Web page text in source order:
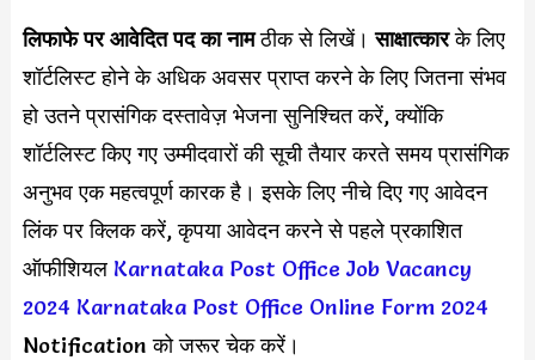
लिफाफे पर आवेदित पद का नामठीक से लिखें।साक्षात्कारके लिए
शॉर्टलिस्ट होने के अधिक अवसर प्राप्त करने के लिए जितना संभव
हो उतने प्रासंगिक दस्तावेज़ भेजना सुनिश्चित करें, क्योंकि
शॉर्टलिस्ट किए गए उम्मीदवारों की सूची तैयार करते समय प्रासंगिक
अनुभव एक महत्वपूर्ण कारक है। इसके लिए नीचे दिए गए आवेदन
लिंक पर क्लिक करें, कृपया आवेदन करने से पहले प्रकाशित
ऑफीशियल Karnataka Post Office Job Vacancy
2024 Karnataka Post Office Online Form 2024
Notification को जरूर चेक करें।